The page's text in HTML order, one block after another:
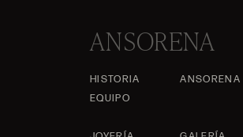
ANSORENA
HISTORIA
ANSORENA
EQUIPO